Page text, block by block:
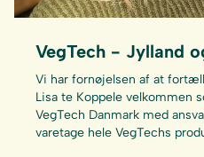
VegTech - Jylland
Vi har fornøjelsen af at
Lisa te Koppele velkommen
VegTech Danmark med
varetage hele VegTechs